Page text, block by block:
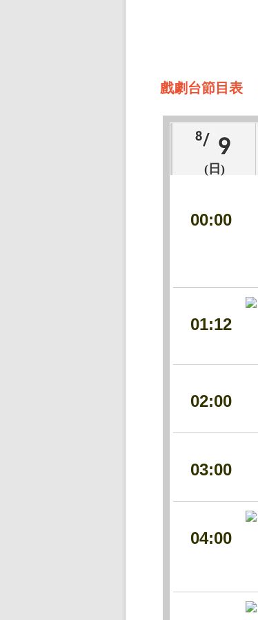
戲劇台節目表
(日)
00:00
01:12
02:00
03:00
04:00